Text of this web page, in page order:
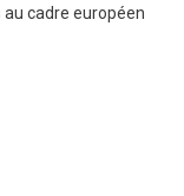
cadre européen